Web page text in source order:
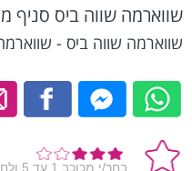
שווארמה שווה ביס סניף
שווארמה שווה ביס -